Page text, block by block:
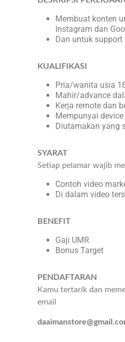
Membuat konten
Instagram dan
Dan untuk
KUALIFIKASI
Pria/wanita usia
Mahir/advance
Kerja remote dan
Mempunyai
Diutamakan yang
SYARAT
Setiap pelamar wajib
Contoh video
Di dalam video
BENEFIT
Gaji UMR
Bonus Target
PENDAFTARAN
Kamu tertarik dan
email